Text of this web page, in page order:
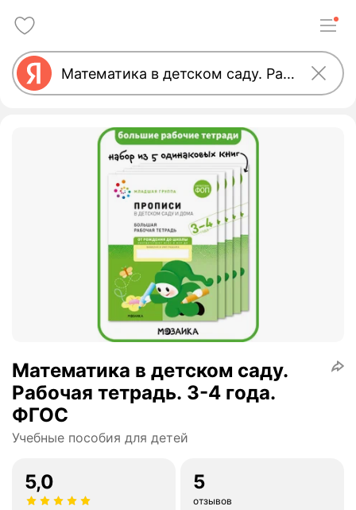
Математика в детском саду.
Рабочая тетрадь. 3-4 года.
ФГОС
Учебные пособия для детей
5,0 5
отзывов